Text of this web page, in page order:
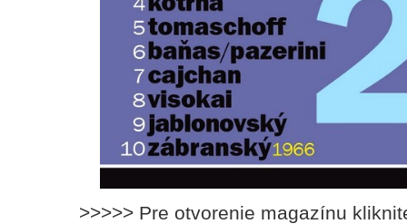
>>>>> Pre otvorenie magazínu